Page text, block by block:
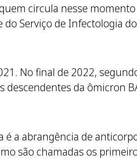
circula nesse
do Serviço de Infectologia do
No final de 2022,
descendentes da ômicron
é a abrangência de
são chamadas os